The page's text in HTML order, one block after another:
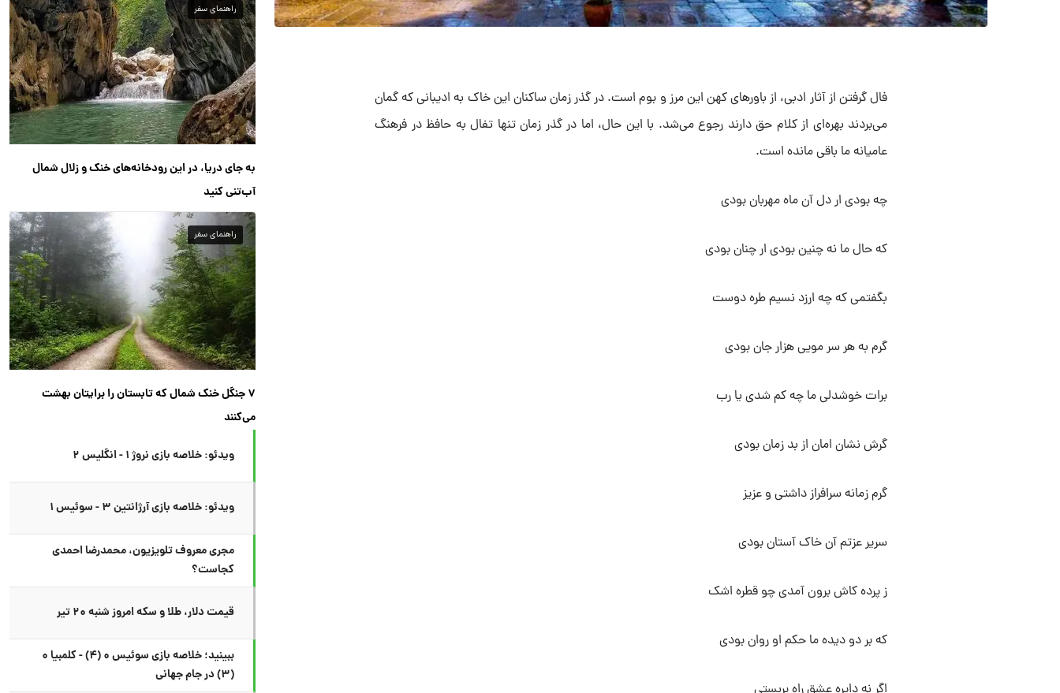
فال گرفتن از آثار ادبی، از باور‌های کهن این مرز و بوم است. در گذر زمان ساکنان این خاک به ادیبانی که گمان
می‌بردند بهره‌ای از کلام حق دارند رجوع می‌شد. با این حال، اما در گذر زمان تنها تفال به حافظ در فرهنگ
عامیانه ما باقی مانده است.
چه بودی ار دل آن ماه مهربان بودی
که حال ما نه چنین بودی ار چنان بودی
بگفتمی که چه ارزد نسیم طره دوست
گرم به هر سر مویی هزار جان بودی
برات خوشدلی ما چه کم شدی یا رب
گرش نشان امان از بد زمان بودی
گرم زمانه سرافراز داشتی و عزیز
سریر عزتم آن خاک آستان بودی
ز پرده کاش برون آمدی چو قطره اشک
که بر دو دیده ما حکم او روان بودی
راهنمای سفر
به جای دریا، در این رودخانه‌های خنک و زلال شمال
آب‌تنی کنید
راهنمای سفر
۷ جنگل خنک شمال که تابستان را برایتان بهشت
می‌کنند
ویدئو: خلاصه بازی نروژ ۱ - انگلیس ۲
ویدئو: خلاصه بازی آرژانتین ۳ - سوئیس ۱
مجری معروف تلویزیون، محمدرضا احمدی
کجاست؟
قیمت دلار، طلا و سکه امروز شنبه ۲۰ تیر
ببینید؛ خلاصه بازی سوئیس ۰ (۴) - کلمبیا ۰
(۳) در جام جهانی